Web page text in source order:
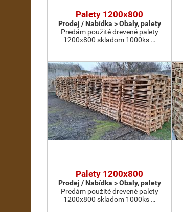
Palety 1200x800
Prodej / Nabídka > Obaly, palety
Predám použité drevené palety
1200x800 skladom 1000ks …
Palety 1200x800
Prodej / Nabídka > Obaly, palety
Predám použité drevené palety
1200x800 skladom 1000ks …